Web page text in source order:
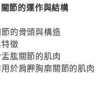
節的運作與結構
的骨頭與構造
徵
肱關節的肌肉
於肩胛胸廓關節的肌肉